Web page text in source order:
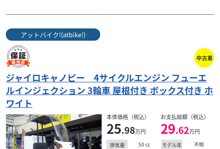
ホンダ T-REX（ティーレックス） 東京 多摩 調布本店 ジャイロ専門
ジャイロキャノピー エンジンOH 【期間限定8/1-
8/31...
アットバイク!(atbike!)
中古車
ジャイロキャノピー 4サイクルエンジン フューエ
ルインジェクション 3輪車 屋根付き ボックス付き ホ
ワイト
本体価格（税込）
25.98万円
お支払総額（税込）
29.62万円
排気量 50 cc モデル年
不明